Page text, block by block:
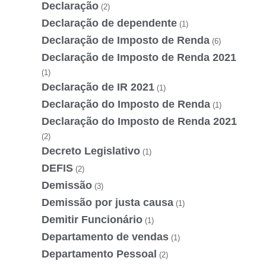
Declaração (2)
Declaração de dependente (1)
Declaração de Imposto de Renda (6)
Declaração de Imposto de Renda 2021
(1)
Declaração de IR 2021 (1)
Declaração do Imposto de Renda (1)
Declaração do Imposto de Renda 2021
(2)
Decreto Legislativo (1)
DEFIS (2)
Demissão (3)
Demissão por justa causa (1)
Demitir Funcionário (1)
Departamento de vendas (1)
Departamento Pessoal (2)